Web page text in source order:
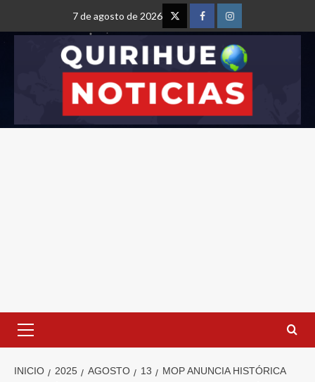
7 de agosto de 2026
INICIO 2025 AGOSTO 13
MOP ANUNCIA HISTÓRICA